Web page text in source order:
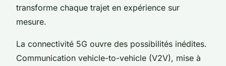
transforme chaque trajet en expérience sur
mesure.
La connectivité 5G ouvre des possibilités inédites.
Communication vehicle-to-vehicle (V2V), mise à